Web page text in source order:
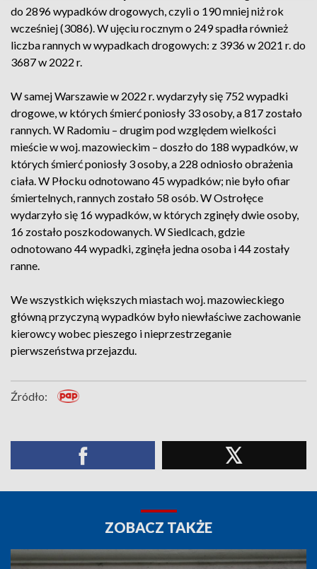
do 2896 wypadków drogowych, czyli o 190 mniej niż rok
wcześniej (3086). W ujęciu rocznym o 249 spadła również
liczba rannych w wypadkach drogowych: z 3936 w 2021 r. do
3687 w 2022 r.
W samej Warszawie w 2022 r. wydarzyły się 752 wypadki
drogowe, w których śmierć poniosły 33 osoby, a 817 zostało
rannych. W Radomiu – drugim pod względem wielkości
mieście w woj. mazowieckim – doszło do 188 wypadków, w
których śmierć poniosły 3 osoby, a 228 odniosło obrażenia
ciała. W Płocku odnotowano 45 wypadków; nie było ofiar
śmiertelnych, rannych zostało 58 osób. W Ostrołęce
wydarzyło się 16 wypadków, w których zginęły dwie osoby,
16 zostało poszkodowanych. W Siedlcach, gdzie
odnotowano 44 wypadki, zginęła jedna osoba i 44 zostały
ranne.
We wszystkich większych miastach woj. mazowieckiego
główną przyczyną wypadków było niewłaściwe zachowanie
kierowcy wobec pieszego i nieprzestrzeganie
pierwszeństwa przejazdu.
Źródło:
ZOBACZ TAKŻE